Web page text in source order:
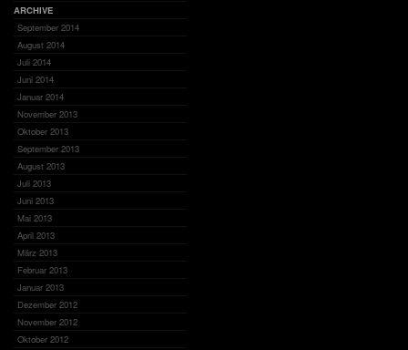
ARCHIVE
September 2014
August 2014
Juli 2014
Juni 2014
Januar 2014
November 2013
Oktober 2013
September 2013
August 2013
Juli 2013
Juni 2013
Mai 2013
April 2013
März 2013
Februar 2013
Januar 2013
Dezember 2012
November 2012
Oktober 2012